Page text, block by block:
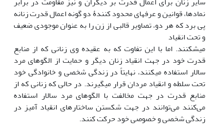
نمادها، قوانین و عرف­های محدود کنندۀ دو گونه اعمال قدرت زنانه
پی برد که هر دو، تصاویر قالبی از زن را به عنوان موجودی ضعیف
و تحت انقیاد
می­شکنند. اما با این تفاوت که به عقیده وی زنانی که از منابع
قدرت خود در جهت انقیاد زنان دیگر و حمایت از الگوهای مرد
سالار استفاده می­کنند، نهایتاً در زندگی شخصی و خانوادگی خود
تحت سلطه و انقیاد مردان قرار می­گیرند. در حالی که زنانی که از
منابع قدرت در جهت مخالفت با الگوهای مرد سالار استفاده
می‌کنند می‌توانند در جهت شکستن ساختارهای انقیاد آمیز در
زندگی شخصی و خصوصی خود حرکت کنند.